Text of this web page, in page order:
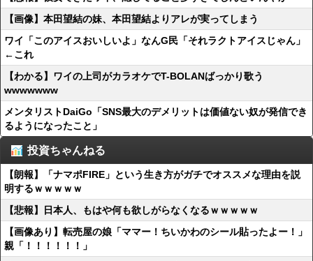
【画像】本田望結の妹、本田望結よりアレが実ってしまう
ワイ「このアイスおいしいよ」なんG民「それラクトアイスじゃん」
←これ
【わかる】ワイの上司がカラオケでT-BOLANばっかり歌う
wwwwwww
メンタリストDaiGo「SNS最大のデメリットは価値ない奴が発信でき
るようになったこと」
投資ちゃんねる
【朗報】「ナマポFIRE」という生き方がガチでオススメな理由を説
明するｗｗｗｗｗ
【悲報】日本人、もはや何も欲しがらなくなるｗｗｗｗｗ
【画像あり】転売屋の娘「ママー！ちいかわのシール貼ったよー！」
親「！！！！！！」